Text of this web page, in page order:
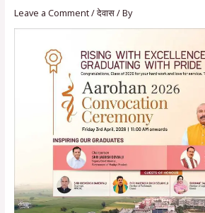
Leave a Comment/देवास/ By